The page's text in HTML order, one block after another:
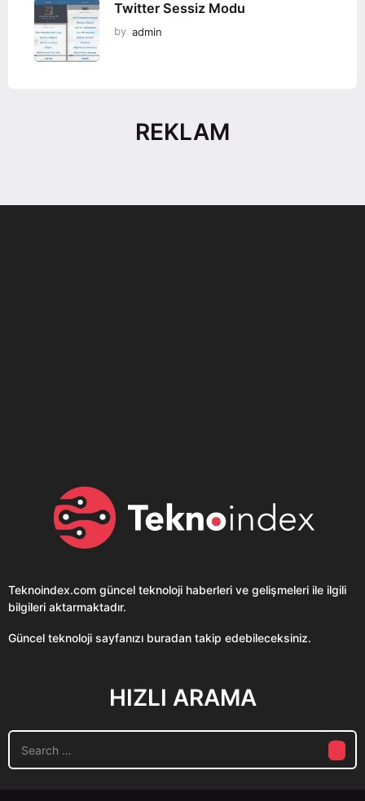
Twitter Sessiz Modu
by admin
REKLAM
Teknoindex.com güncel teknoloji haberleri ve gelişmeleri ile ilgili
bilgileri aktarmaktadır.
Güncel teknoloji sayfanızı buradan takip edebileceksiniz.
HIZLI ARAMA
S
a